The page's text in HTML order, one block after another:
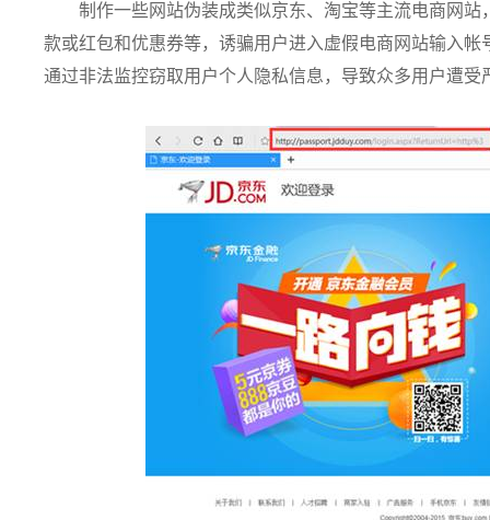
制作一些网站伪装成类似京东、淘宝等主流电商网
款或红包和优惠券等，诱骗用户进入虚假电商网站输入
通过非法监控窃取用户个人隐私信息，导致众多用户遭受